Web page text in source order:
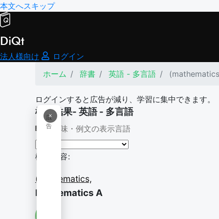
本文へスキップ
DiQt
法人様向け
ログイン
ホーム
辞書 英語 - 多言語
ログインすると広告が減り、学習に集中できます。
×
広
告
検索結果- 英語 - 多言語
意味・例文の表示言語
検索内容:
(mathematics,
Mathematics A